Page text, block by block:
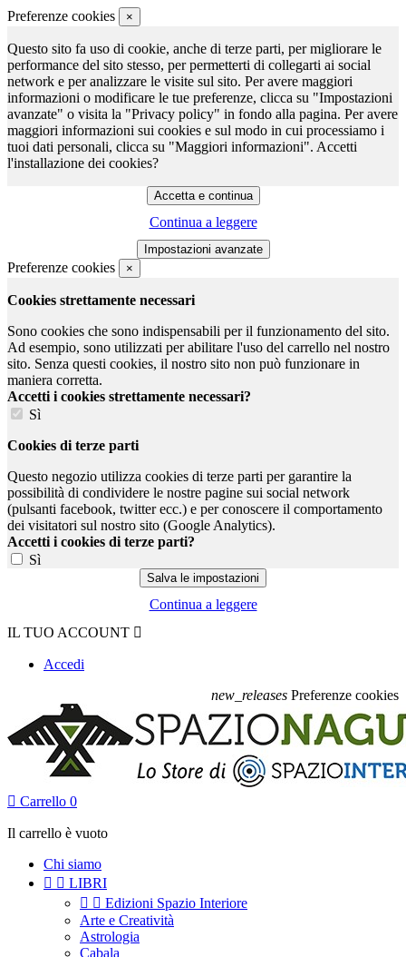
Preferenze cookies ×
Questo sito fa uso di cookie, anche di terze parti, per migliorare le
performance del sito stesso, per permetterti di collegarti ai social
network e per analizzare le visite sul sito. Per avere maggiori
informazioni o modificare le tue preferenze, clicca su "Impostazioni
avanzate" o visita la "Privacy policy" in fondo alla pagina. Per avere
maggiori informazioni sui cookies e sul modo in cui processiamo i
tuoi dati personali, clicca su "Maggiori informazioni". Accetti
l'installazione dei cookies?
Continua a leggere
Preferenze cookies ×
Cookies strettamente necessari
Sono cookies che sono indispensabili per il funzionamento del sito.
Ad esempio, sono utilizzati per abilitare l'uso del carrello nel nostro
sito. Senza questi cookies, il nostro sito non può funzionare in
maniera corretta.
Accetti i cookies strettamente necessari?
Sì
Cookies di terze parti
Questo negozio utilizza cookies di terze parti per garantire la
possibilità di condividere le nostre pagine sui social network
(pulsanti facebook, twitter ecc.) e per conoscere il comportamento
dei visitatori sul nostro sito (Google Analytics).
Accetti i cookies di terze parti?
Sì
Continua a leggere
IL TUO ACCOUNT 
Accedi
new_releases Preferenze cookies
 Carrello 0
Il carrello è vuoto
Chi siamo
  LIBRI
  Edizioni Spazio Interiore
Arte e Creatività
Astrologia
Cabala